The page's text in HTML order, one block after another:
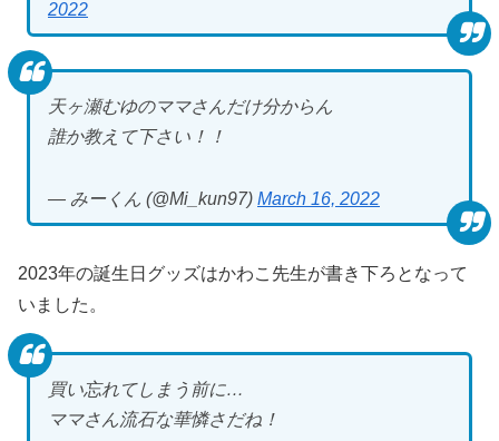
2022
天ヶ瀬むゆのママさんだけ分からん
誰か教えて下さい！！
— みーくん (@Mi_kun97) March 16, 2022
2023年の誕生日グッズはかわこ先生が書き下ろとなって
いました。
買い忘れてしまう前に…
ママさん流石な華憐さだね！